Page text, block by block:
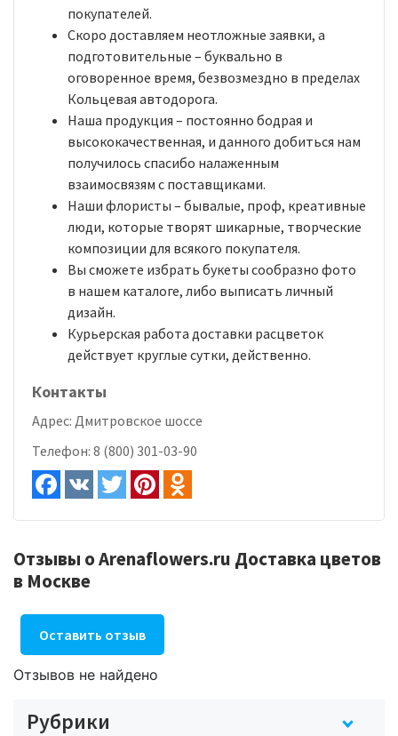
покупателей.
Скоро доставляем неотложные заявки, а
подготовительные – буквально в
оговоренное время, безвозмездно в пределах
Кольцевая автодорога.
Наша продукция – постоянно бодрая и
высококачественная, и данного добиться нам
получилось спасибо налаженным
взаимосвязям с поставщиками.
Наши флористы – бывалые, проф, креативные
люди, которые творят шикарные, творческие
композиции для всякого покупателя.
Вы сможете избрать букеты сообразно фото
в нашем каталоге, либо выписать личный
дизайн.
Курьерская работа доставки расцветок
действует круглые сутки, действенно.
Контакты
Адрес: Дмитровское шоссе
Телефон: 8 (800) 301-03-90
Отзывы о Arenaflowers.ru Доставка цветов
в Москве
Оставить отзыв
Отзывов не найдено
Рубрики